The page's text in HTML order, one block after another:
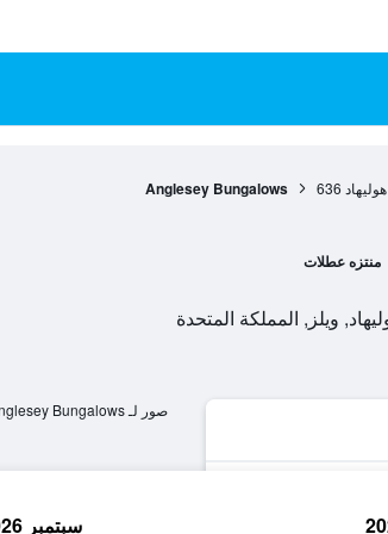
هوليهاد 636
Anglesey Bungalows
منتزه عطلات
صور لـ Anglesey Bungalows
سبتمبر 2026